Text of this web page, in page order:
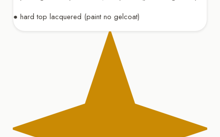
● hard top lacquered (paint no gelcoat)